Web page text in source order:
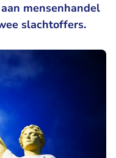
mensenhandel
slachtoffers.